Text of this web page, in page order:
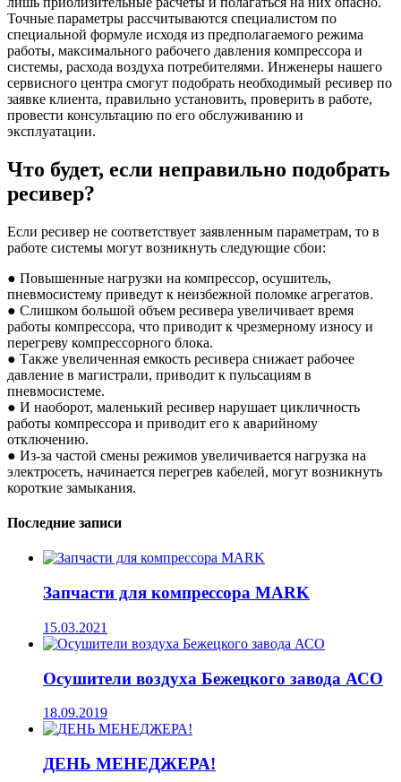
Точные параметры рассчитываются специалистом по
специальной формуле исходя из предполагаемого режима
работы, максимального рабочего давления компрессора и
системы, расхода воздуха потребителями. Инженеры нашего
сервисного центра смогут подобрать необходимый ресивер по
заявке клиента, правильно установить, проверить в работе,
провести консультацию по его обслуживанию и
эксплуатации.
Что будет, если неправильно подобрать
ресивер?
Если ресивер не соответствует заявленным параметрам, то в
работе системы могут возникнуть следующие сбои:
● Повышенные нагрузки на компрессор, осушитель,
пневмосистему приведут к неизбежной поломке агрегатов.
● Слишком большой объем ресивера увеличивает время
работы компрессора, что приводит к чрезмерному износу и
перегреву компрессорного блока.
● Также увеличенная емкость ресивера снижает рабочее
давление в магистрали, приводит к пульсациям в
пневмосистеме.
● И наоборот, маленький ресивер нарушает цикличность
работы компрессора и приводит его к аварийному
отключению.
● Из-за частой смены режимов увеличивается нагрузка на
электросеть, начинается перегрев кабелей, могут возникнуть
короткие замыкания.
Последние записи
Запчасти для компрессора MARK
15.03.2021
Осушители воздуха Бежецкого завода АСО
18.09.2019
ДЕНЬ МЕНЕДЖЕРА!